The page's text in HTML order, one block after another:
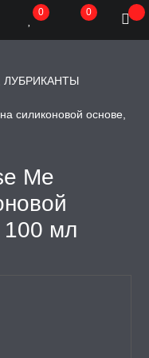
0 0
ЛУБРИКАНТЫ
силиконовой основе,
Me
100 мл